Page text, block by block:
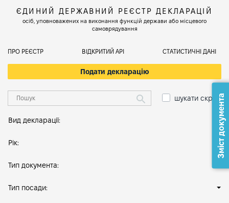
ЄДИНИЙ ДЕРЖАВНИЙ РЕЄСТР ДЕКЛАРАЦІЙ
осіб, уповноважених на виконання функцій держави або місцевого
самоврядування
ПРО РЕЄСТР ВІДКРИТИЙ АРІ СТАТИСТИЧНІ ДАНІ
Подати декларацію
шукати скрізь
Вид декларації:
Рік:
Тип документа:
Тип посади:
Зміст документа